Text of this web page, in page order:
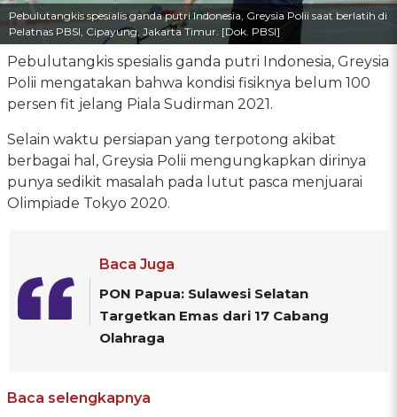
Pebulutangkis spesialis ganda putri Indonesia, Greysia Polii saat berlatih di
Pelatnas PBSI, Cipayung, Jakarta Timur. [Dok. PBSI]
Pebulutangkis spesialis ganda putri Indonesia, Greysia
Polii mengatakan bahwa kondisi fisiknya belum 100
persen fit jelang Piala Sudirman 2021.
Selain waktu persiapan yang terpotong akibat
berbagai hal, Greysia Polii mengungkapkan dirinya
punya sedikit masalah pada lutut pasca menjuarai
Olimpiade Tokyo 2020.
Baca Juga
PON Papua: Sulawesi Selatan
Targetkan Emas dari 17 Cabang
Olahraga
Baca selengkapnya